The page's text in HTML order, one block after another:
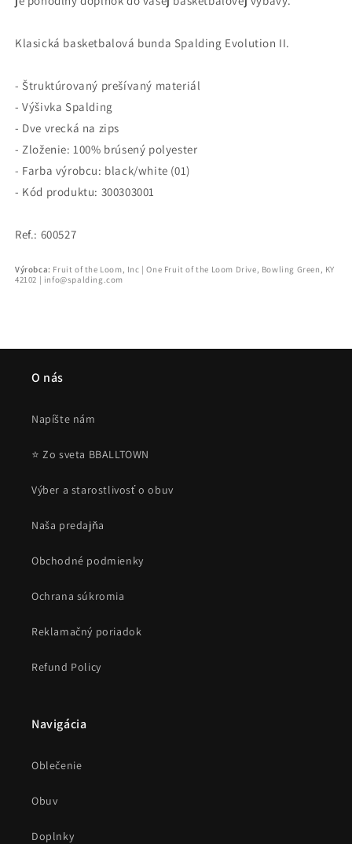
Classic
čierna
čierna
Klasická basketbalová bunda Spalding Evolution II.
- Štruktúrovaný prešívaný materiál
- Výšivka Spalding
- Dve vrecká na zips
- Zloženie: 100% brúsený polyester
- Farba výrobcu: black/white (01)
- Kód produktu: 300303001
Ref.: 600527
Výrobca: Fruit of the Loom, Inc | One Fruit of the Loom Drive, Bowling Green, KY
42102 | info@spalding.com
O nás
Napíšte nám
⭐ Zo sveta BBALLTOWN
Výber a starostlivosť o obuv
Naša predajňa
Obchodné podmienky
Ochrana súkromia
Reklamačný poriadok
Refund Policy
Navigácia
Oblečenie
Obuv
Doplnky